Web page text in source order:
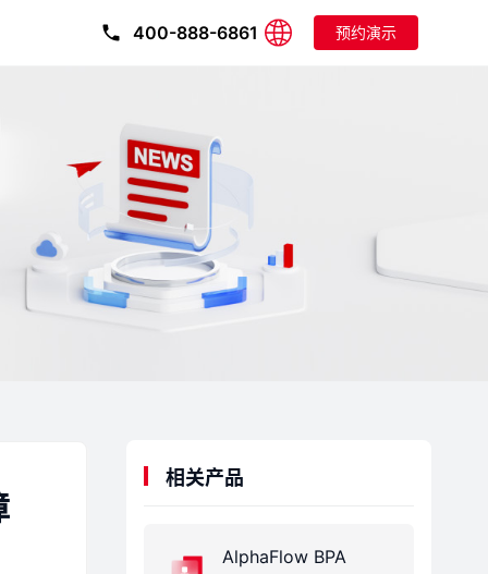
400-888-6861 预约演示
相关产品
AlphaFlow BPA